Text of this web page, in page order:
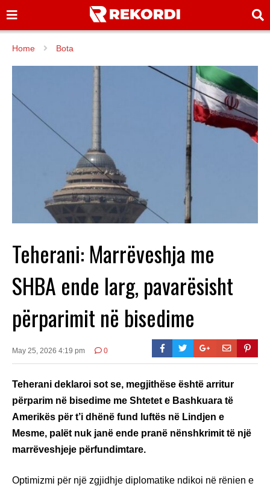
Home Bota
Teherani: Marrëveshja me
SHBA ende larg, pavarësisht
përparimit në bisedime
May 25, 2026 4:19 pm 0
Teherani deklaroi sot se, megjithëse është arritur
përparim në bisedime me Shtetet e Bashkuara të
Amerikës për t’i dhënë fund luftës në Lindjen e
Mesme, palët nuk janë ende pranë nënshkrimit të një
marrëveshjeje përfundimtare.
Optimizmi për një zgjidhje diplomatike ndikoi në rënien e